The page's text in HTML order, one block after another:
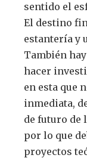
sentido el
El destino
estantería y
También
hacer
en esta que
inmediata,
de futuro de
por lo que
proyectos